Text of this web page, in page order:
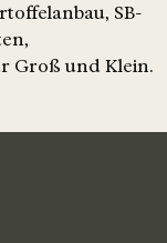
SB-
Groß und Klein.